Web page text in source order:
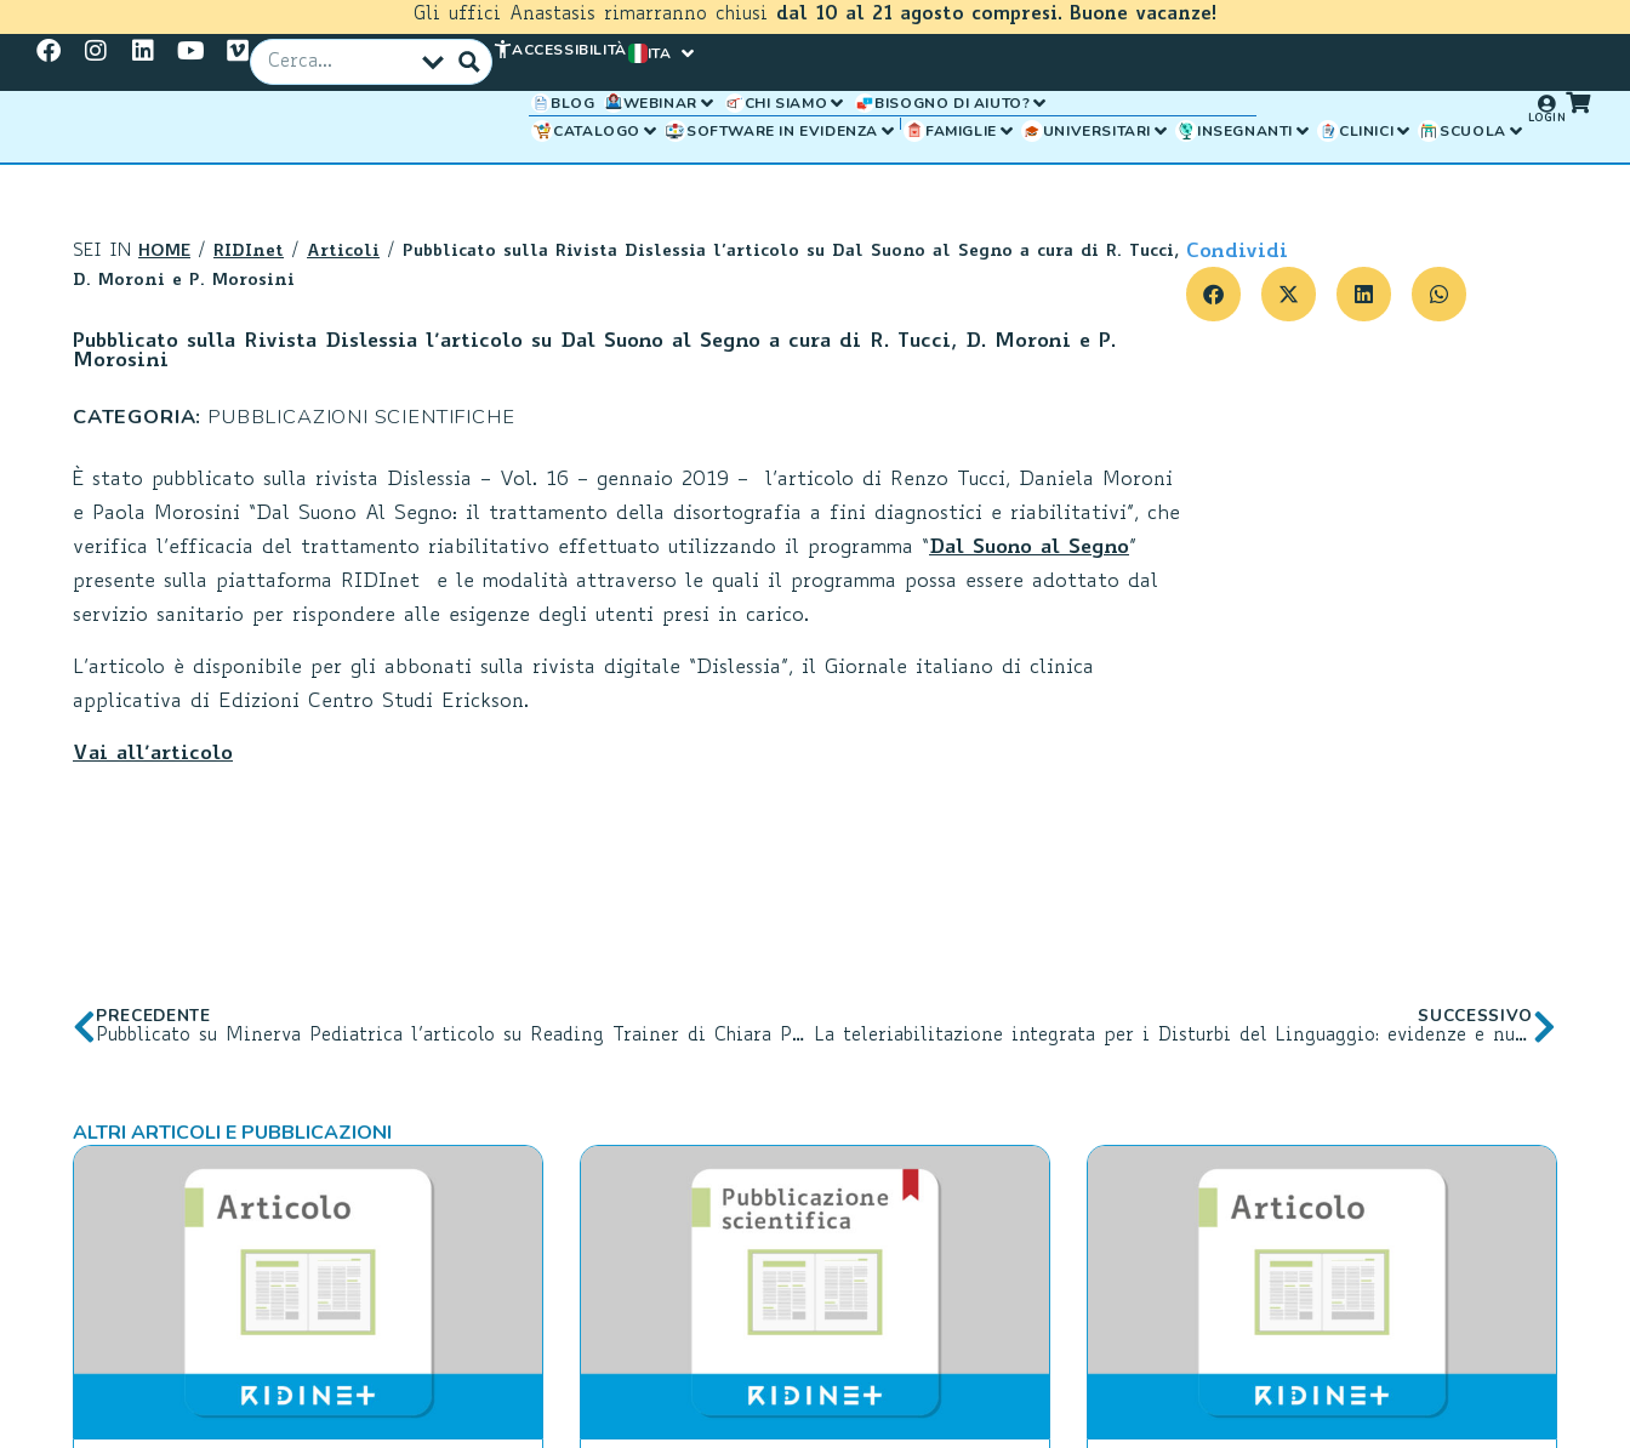
Gli uffici Anastasis rimarranno chiusi dal 10 al 21 agosto compresi. Buone vacanze!
ACCESSIBILITÀ ITA
BLOG WEBINAR CHI SIAMO
BISOGNO DI AIUTO?
CATALOGO
SOFTWARE IN EVIDENZA FAMIGLIE UNIVERSITARI INSEGNANTI CLINICI SCUOLA
LOGIN
SEI IN HOME / RIDInet / Articoli /
Pubblicato sulla Rivista Dislessia l’articolo su Dal Suono al Segno a cura di R. Tucci,
D. Moroni e P. Morosini
Pubblicato sulla Rivista Dislessia l’articolo su Dal Suono al Segno a cura di R. Tucci, D. Moroni e P.
Morosini
CATEGORIA: PUBBLICAZIONI SCIENTIFICHE
È stato pubblicato sulla rivista Dislessia – Vol. 16 – gennaio 2019 – l’articolo di Renzo Tucci, Daniela Moroni
e Paola Morosini “Dal Suono Al Segno: il trattamento della disortografia a fini diagnostici e riabilitativi”, che
verifica l’efficacia del trattamento riabilitativo effettuato utilizzando il programma “Dal Suono al Segno”
presente sulla piattaforma RIDInet e le modalità attraverso le quali il programma possa essere adottato dal
servizio sanitario per rispondere alle esigenze degli utenti presi in carico.
L’articolo è disponibile per gli abbonati sulla rivista digitale “Dislessia”, il Giornale italiano di clinica
applicativa di Edizioni Centro Studi Erickson.
Vai all’articolo
Condividi
PRECEDENTE
Pubblicato su Minerva Pediatrica l’articolo su Reading Trainer di Chiara Pecini
SUCCESSIVO
La teleriabilitazione integrata per i Disturbi del Linguaggio: evidenze e nuovi modelli di intervento
ALTRI ARTICOLI E PUBBLICAZIONI